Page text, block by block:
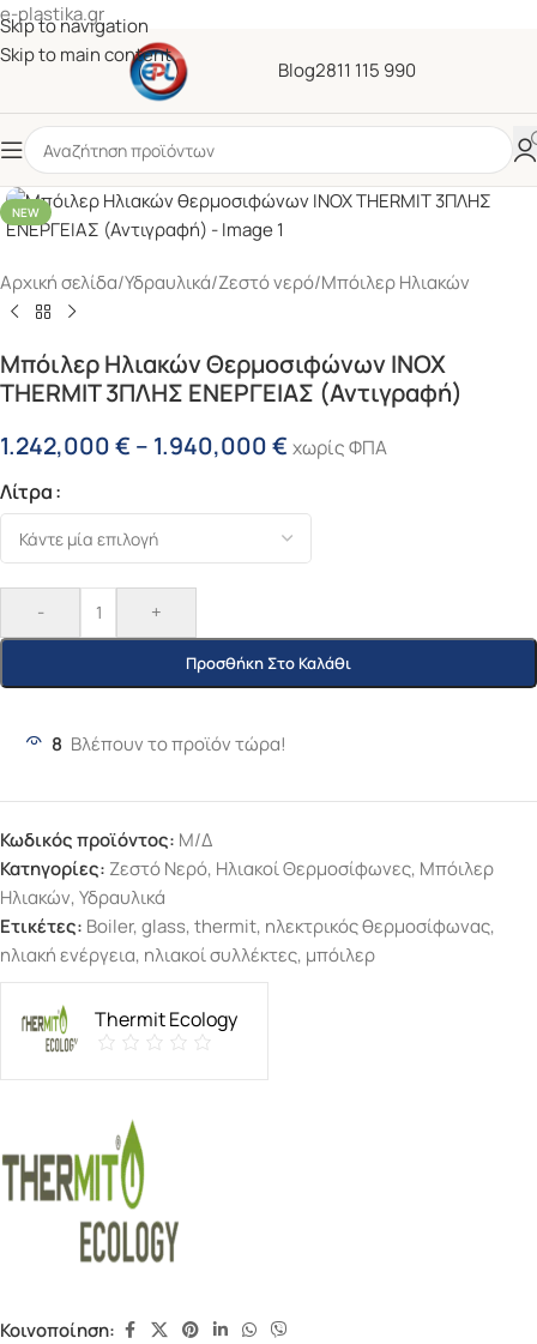
e-plastika.gr
Skip to navigation
Skip to main content
Blog2811 115 990
NEW
Αρχική σελίδα/Υδραυλικά/Ζεστό νερό/Μπόιλερ Ηλιακών
Μπόιλερ Ηλιακών Θερμοσιφώνων INOX
THERMIT 3ΠΛΗΣ ΕΝΕΡΓΕΙΑΣ (Αντιγραφή)
1.242,000€ – 1.940,000€ χωρίς ΦΠΑ
Λίτρα
- +
Προσθήκη Στο Καλάθι
8 Βλέπουν το προϊόν τώρα!
Κωδικός προϊόντος: Μ/Δ
Κατηγορίες: Ζεστό Νερό, Ηλιακοί Θερμοσίφωνες, Μπόιλερ
Ηλιακών,Υδραυλικά
Ετικέτες: Boiler,glass,thermit, ηλεκτρικός θερμοσίφωνας,
ηλιακή ενέργεια, ηλιακοί συλλέκτες, μπόιλερ
Thermit Ecology
Κοινοποίηση: